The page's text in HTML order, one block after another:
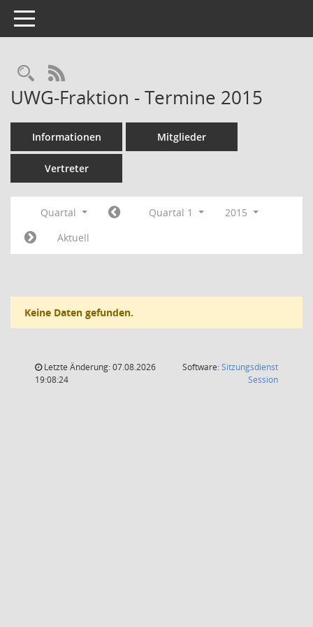
Toggle navigation
Rechercheauswahl
RSS-Feed
UWG-Fraktion - Termine 2015
Informationen Mitglieder
Vertreter
Quartal Quartal 1
2015
Aktuell
Keine Daten gefunden.
Letzte Änderung: 07.08.2026
19:08:24
Software:Sitzungsdienst
Session(Wird in